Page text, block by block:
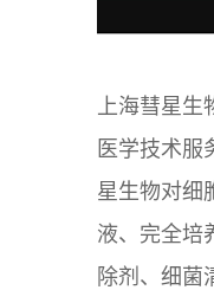
上海彗星生
医学技术服
星生物对细
液、完全培
除剂、细菌